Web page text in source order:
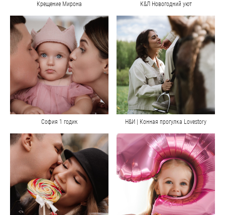
Крещение Мирона К&Л Новогодний уют
София 1 годик Н&И | Конная прогулка Lovestory